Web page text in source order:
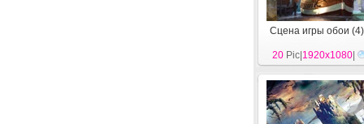
Сцена игры обои (4)
20 Pic| 1920x1080